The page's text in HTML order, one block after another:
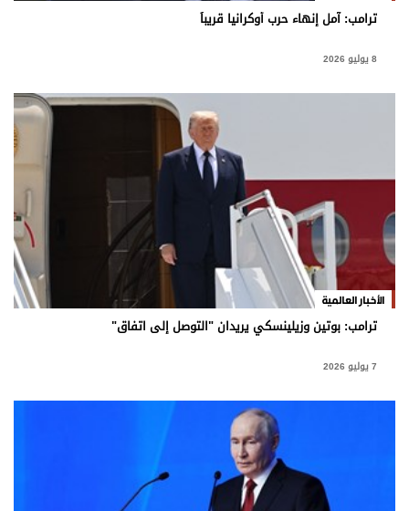
تغطيات
فيديو
قصة صورة
كاريكتير
برامج
عدد اليوم
ترامب: آمل إنهاء حرب أوكرانيا قريباً
8 يوليو 2026
الأخبار العالمية
ترامب: بوتين وزيلينسكي يريدان "التوصل إلى اتفاق"
7 يوليو 2026